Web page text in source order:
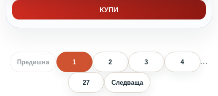
КУПИ
Предишна 1 2 3 4 ...
27 Следваща